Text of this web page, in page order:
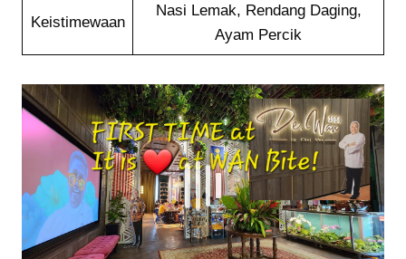
Keistimewaan
Nasi Lemak, Rendang Daging,
Ayam Percik